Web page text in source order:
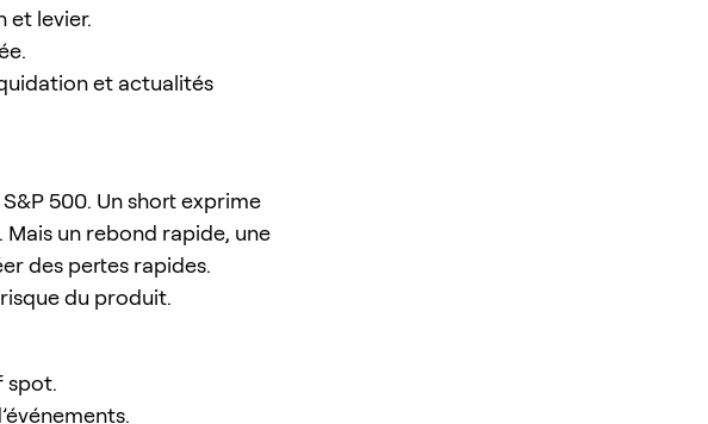
et levier.
et actualités
500. Un short exprime
un rebond rapide, une
des pertes rapides.
du produit.
spot.